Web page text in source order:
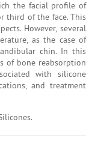
the facial profile of
third of the face. This
However, several
as the case of
chin. In this
of bone reabsorption
with silicone
and treatment